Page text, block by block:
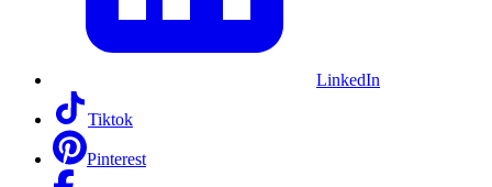
LinkedIn
Tiktok
Pinterest